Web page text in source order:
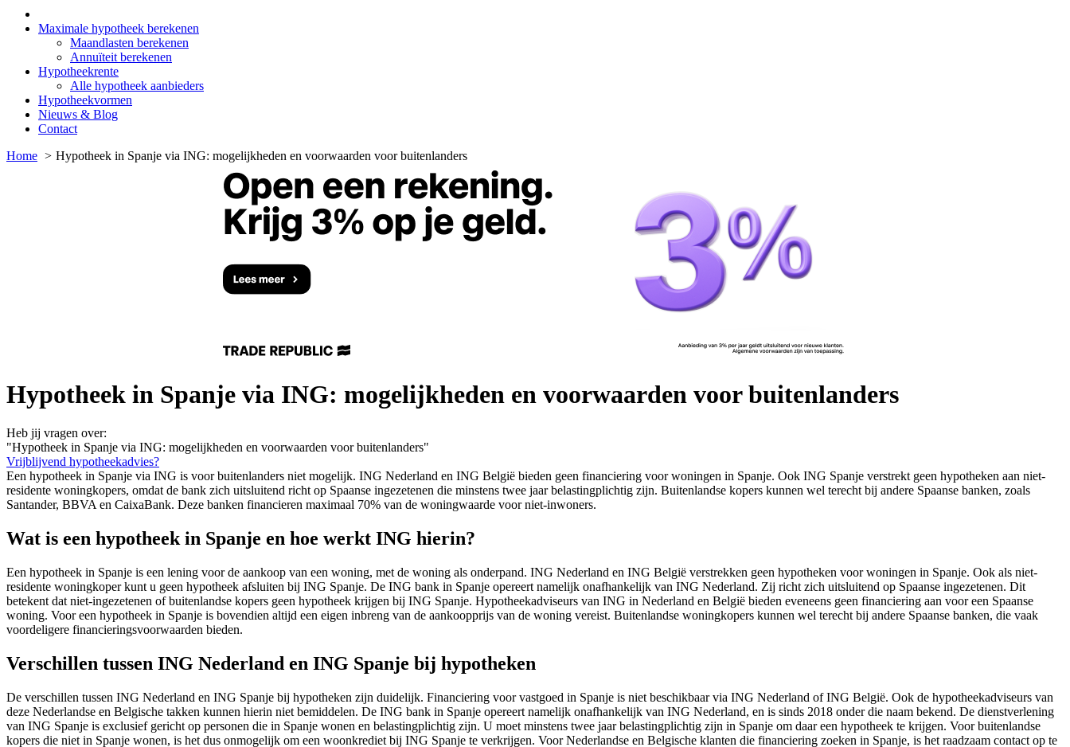
Maximale hypotheek berekenen
Maandlasten berekenen
Annuïteit berekenen
Hypotheekrente
Alle hypotheek aanbieders
Hypotheekvormen
Nieuws & Blog
Contact
Home
Hypotheek in Spanje via ING: mogelijkheden en voorwaarden voor buitenlanders
Hypotheek in Spanje via ING: mogelijkheden en voorwaarden voor buitenlanders
Heb jij vragen over:
"Hypotheek in Spanje via ING: mogelijkheden en voorwaarden voor buitenlanders"
Vrijblijvend hypotheekadvies?
Een hypotheek in Spanje via ING is voor buitenlanders niet mogelijk. ING Nederland en ING België bieden geen financiering voor woningen in Spanje. Ook ING Spanje verstrekt geen hypotheken aan niet-
residente woningkopers, omdat de bank zich uitsluitend richt op Spaanse ingezetenen die minstens twee jaar belastingplichtig zijn. Buitenlandse kopers kunnen wel terecht bij andere Spaanse banken, zoals
Santander, BBVA en CaixaBank. Deze banken financieren maximaal 70% van de woningwaarde voor niet-inwoners.
Wat is een hypotheek in Spanje en hoe werkt ING hierin?
Een hypotheek in Spanje is een lening voor de aankoop van een woning, met de woning als onderpand. ING Nederland en ING België verstrekken geen hypotheken voor woningen in Spanje. Ook als niet-
residente woningkoper kunt u geen hypotheek afsluiten bij ING Spanje. De ING bank in Spanje opereert namelijk onafhankelijk van ING Nederland. Zij richt zich uitsluitend op Spaanse ingezetenen. Dit
betekent dat niet-ingezetenen of buitenlandse kopers geen hypotheek krijgen bij ING Spanje. Hypotheekadviseurs van ING in Nederland en België bieden eveneens geen financiering aan voor een Spaanse
woning. Voor een hypotheek in Spanje is bovendien altijd een eigen inbreng van de aankoopprijs van de woning vereist. Buitenlandse woningkopers kunnen wel terecht bij andere Spaanse banken, die vaak
voordeligere financieringsvoorwaarden bieden.
Verschillen tussen ING Nederland en ING Spanje bij hypotheken
De verschillen tussen ING Nederland en ING Spanje bij hypotheken zijn duidelijk. Financiering voor vastgoed in Spanje is niet beschikbaar via ING Nederland of ING België. Ook de hypotheekadviseurs van
deze Nederlandse en Belgische takken kunnen hierin niet bemiddelen. De ING bank in Spanje opereert namelijk onafhankelijk van ING Nederland, en is sinds 2018 onder die naam bekend. De dienstverlening
van ING Spanje is exclusief gericht op personen die in Spanje wonen en belastingplichtig zijn. U moet minstens twee jaar belastingplichtig zijn in Spanje om daar een hypotheek te krijgen. Voor buitenlandse
kopers die niet in Spanje wonen, is het dus onmogelijk om een woonkrediet bij ING Spanje te verkrijgen. Voor Nederlandse en Belgische klanten die financiering zoeken in Spanje, is het raadzaam contact op te